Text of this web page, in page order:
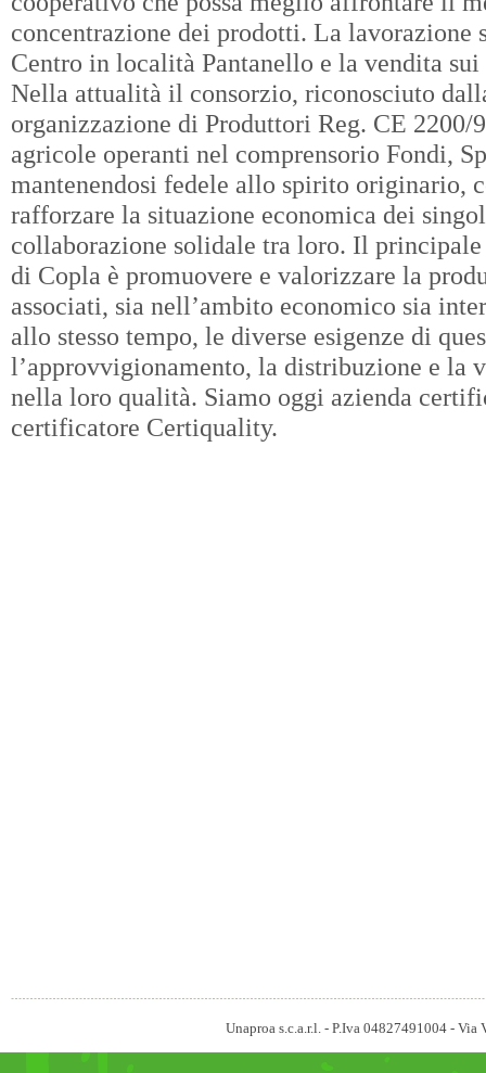
concentrazione dei prodotti. La lavorazione
Centro in località Pantanello e la vendita
Nella attualità il consorzio, riconosciuto
organizzazione di Produttori Reg. CE 2200/
agricole operanti nel comprensorio Fondi,
mantenendosi fedele allo spirito originario,
rafforzare la situazione economica dei
collaborazione solidale tra loro. Il
di Copla è promuovere e valorizzare la
associati, sia nell’ambito economico sia
allo stesso tempo, le diverse esigenze di
l’approvvigionamento, la distribuzione e la
nella loro qualità. Siamo oggi azienda
certificatore Certiquality.
Unaproa s.c.a.r.l. - P.Iva 04827491004 -